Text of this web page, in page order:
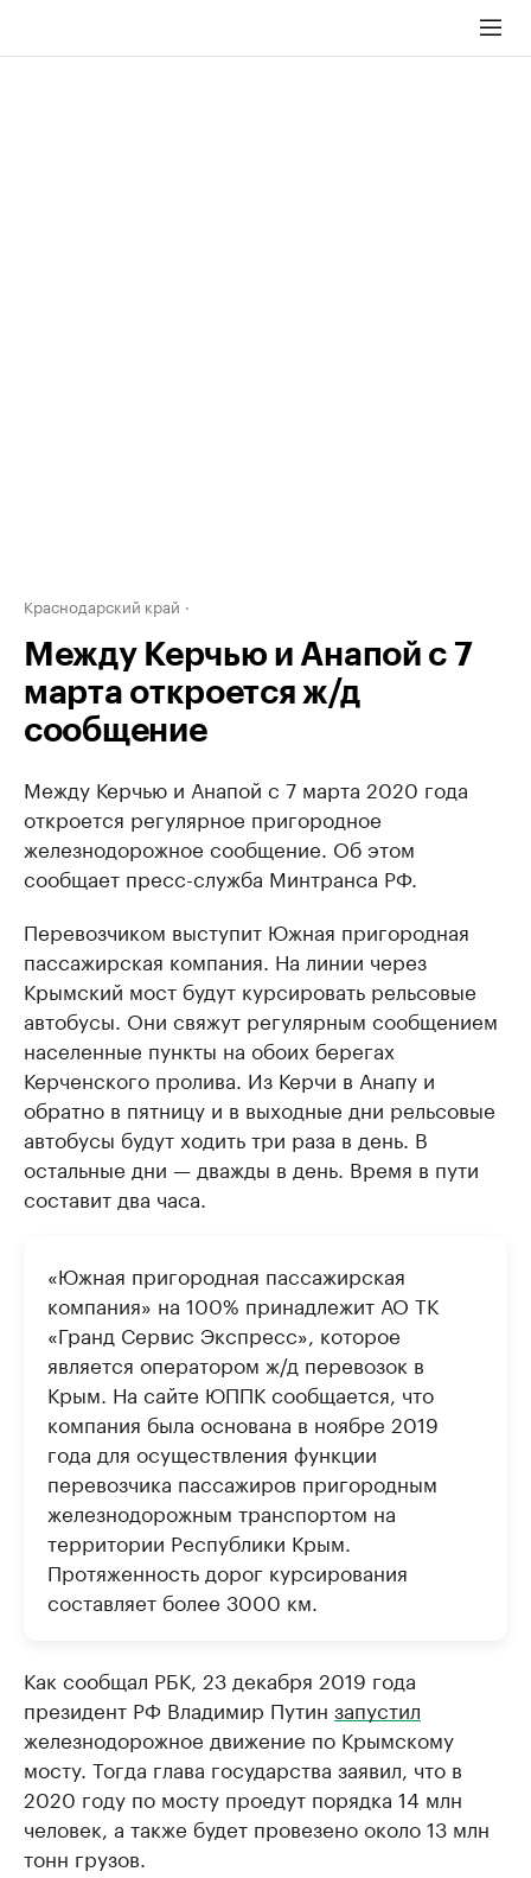
Краснодарский край
Между Керчью и Анапой с 7
марта откроется ж/д
сообщение
Между Керчью и Анапой с 7 марта 2020 года
откроется регулярное пригородное
железнодорожное сообщение. Об этом
сообщает пресс-служба Минтранса РФ.
Перевозчиком выступит Южная пригородная
пассажирская компания. На линии через
Крымский мост будут курсировать рельсовые
автобусы. Они свяжут регулярным сообщением
населенные пункты на обоих берегах
Керченского пролива. Из Керчи в Анапу и
обратно в пятницу и в выходные дни рельсовые
автобусы будут ходить три раза в день. В
остальные дни — дважды в день. Время в пути
составит два часа.
«Южная пригородная пассажирская
компания» на 100% принадлежит АО ТК
«Гранд Сервис Экспресс», которое
является оператором ж/д перевозок в
Крым. На сайте ЮППК сообщается, что
компания была основана в ноябре 2019
года для осуществления функции
перевозчика пассажиров пригородным
железнодорожным транспортом на
территории Республики Крым.
Протяженность дорог курсирования
составляет более 3000 км.
Как сообщал РБК, 23 декабря 2019 года
президент РФ Владимир Путин запустил
железнодорожное движение по Крымскому
мосту. Тогда глава государства заявил, что в
2020 году по мосту проедут порядка 14 млн
человек, а также будет провезено около 13 млн
тонн грузов.